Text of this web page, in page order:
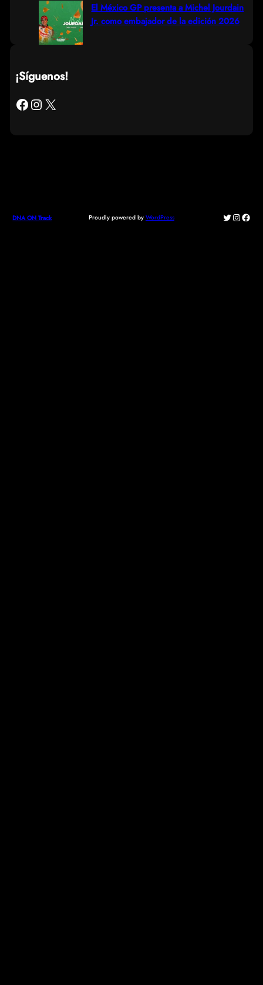
El México GP presenta a Michel Jourdain
Jr. como embajador de la edición 2026
¡Síguenos!
Facebook Instagram X
DNA ON Track Proudly powered by WordPress Twitter